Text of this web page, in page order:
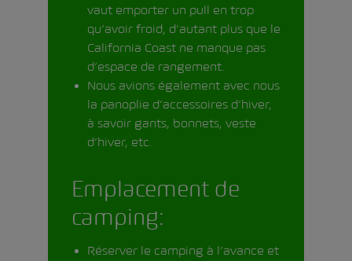
vaut emporter un pull en trop
qu’avoir froid, d’autant plus que le
California Coast ne manque pas
d’espace de rangement.
Nous avions également avec nous
la panoplie d’accessoires d’hiver,
à savoir gants, bonnets, veste
d’hiver, etc.
Emplacement de
camping:
Réserver le camping à l’avance et